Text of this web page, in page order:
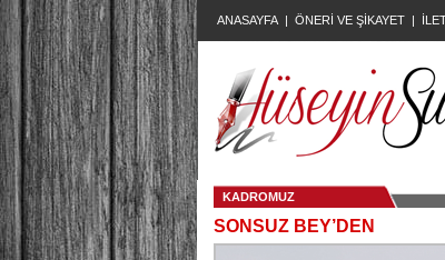
ANASAYFA | ÖNERİ VE ŞİKAYET |
KADROMUZ
SONSUZ BEY’DEN